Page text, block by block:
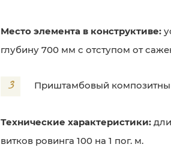
Место элемента в конструктиве:
глубину 700 мм с отступом от
3 Приштамбовый
Технические характеристики:
витков ровинга 100 на 1 пог. м.